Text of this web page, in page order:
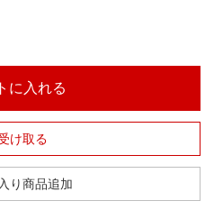
に入れる
け取る
り商品追加